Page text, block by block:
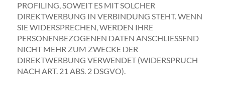
PROFILING, SOWEIT ES MIT SOLCHER
DIREKTWERBUNG IN VERBINDUNG STEHT. WENN
SIE WIDERSPRECHEN, WERDEN IHRE
PERSONENBEZOGENEN DATEN ANSCHLIESSEND
NICHT MEHR ZUM ZWECKE DER
DIREKTWERBUNG VERWENDET (WIDERSPRUCH
NACH ART. 21 ABS. 2 DSGVO).